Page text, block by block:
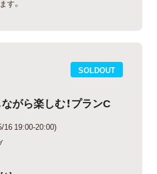
す。
SOLDOUT
がら楽しむ！プランC
16 19:00-20:00)